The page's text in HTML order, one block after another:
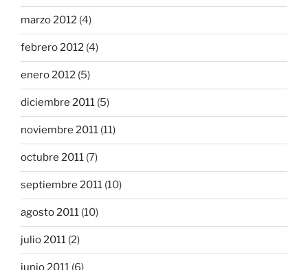
marzo 2012 (4)
febrero 2012 (4)
enero 2012 (5)
diciembre 2011 (5)
noviembre 2011 (11)
octubre 2011 (7)
septiembre 2011 (10)
agosto 2011 (10)
julio 2011 (2)
junio 2011 (6)